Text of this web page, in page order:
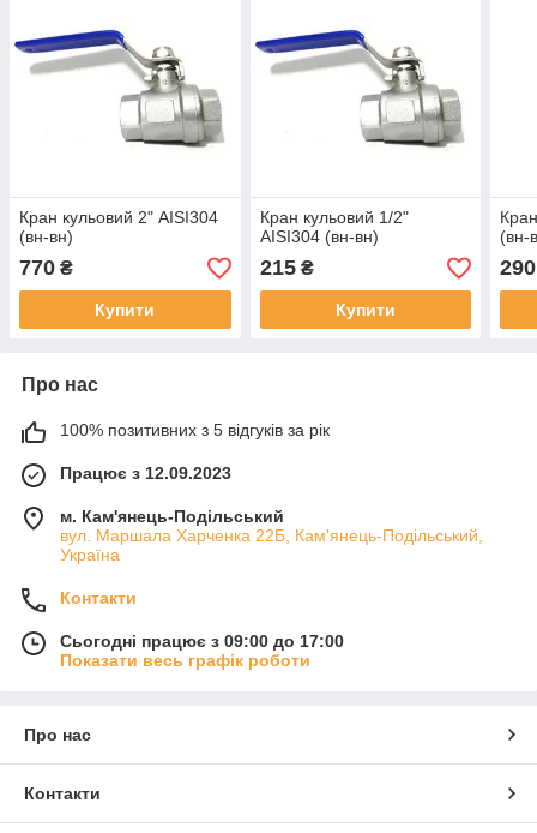
Кран кульовий 2" AISI304
(вн-вн)
770 ₴
Купити
Кран кульовий 1/2"
AISI304 (вн-вн)
215₴
Купити
(вн-
290
Про нас
100% позитивних з 5 відгуків за рік
Працює з 12.09.2023
м. Кам'янець-Подільський
вул. Маршала Харченка 22Б, Кам'янець-Подільський,
Україна
Контакти
Сьогодні працює з 09:00 до 17:00
Показати весь графік роботи
Про нас
Контакти